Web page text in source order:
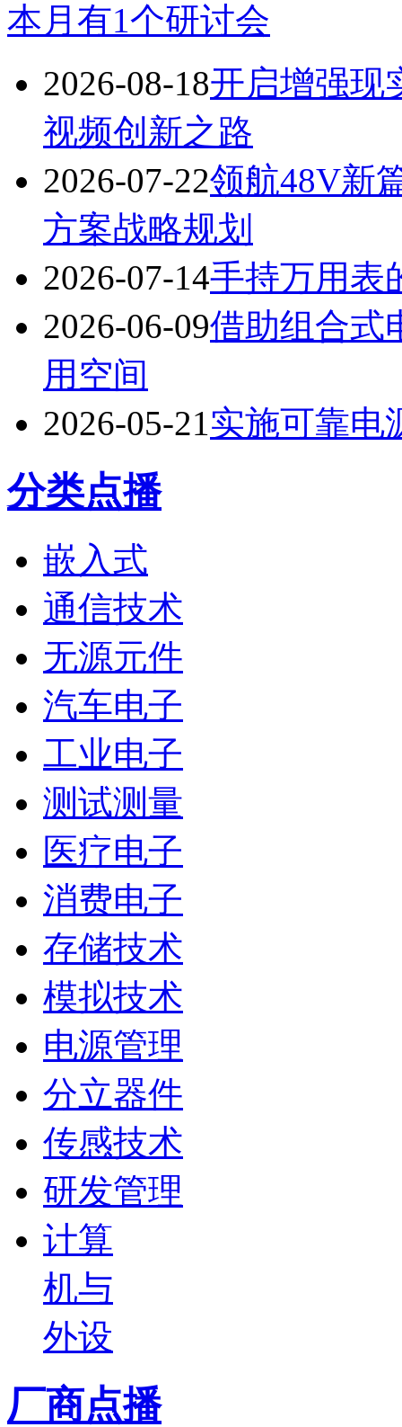
本月有1个研讨会
2026-08-18开启增强现
视频创新之路
2026-07-22领航48V新
方案战略规划
2026-07-14手持万用表
2026-06-09借助组合式
用空间
2026-05-21实施可靠电
分类点播
嵌入式
通信技术
无源元件
汽车电子
工业电子
测试测量
医疗电子
消费电子
存储技术
模拟技术
电源管理
分立器件
传感技术
研发管理
计算
机与
外设
厂商点播